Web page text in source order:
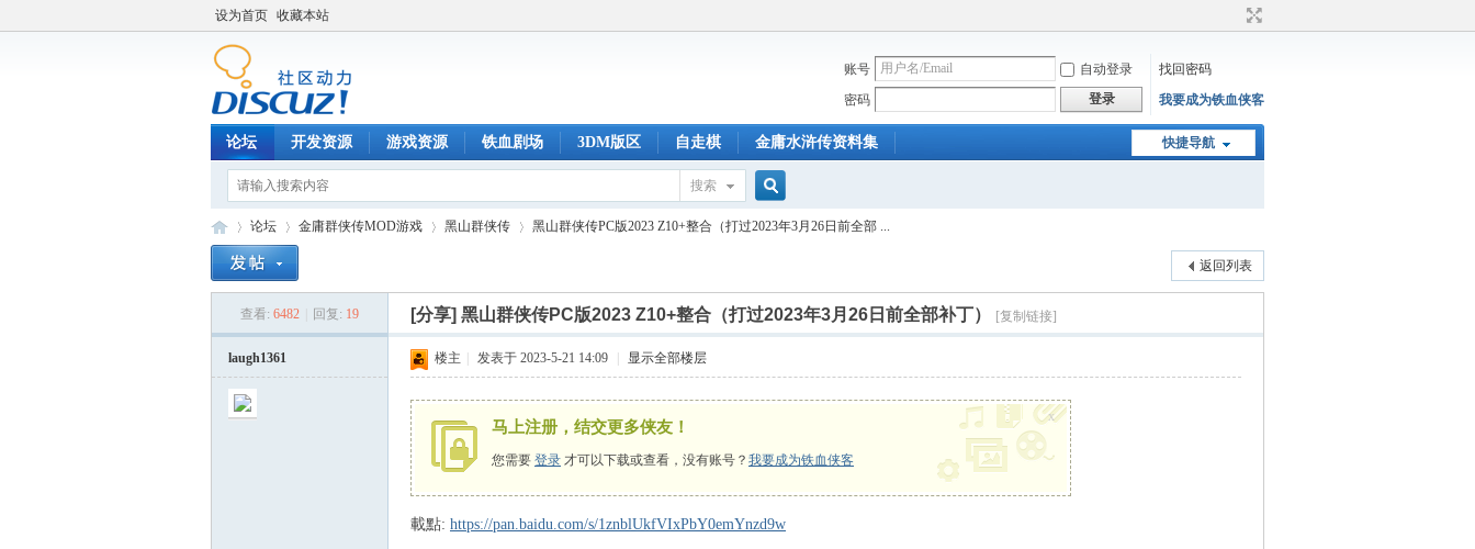
设为首页 收藏本站
账号 自动登录
找回密码
密码
登录 我要成为铁血侠客
快捷导航
论坛 开发资源 游戏资源 铁血剧场 3DM版区 自走棋 金庸水浒传资料集
搜索
搜
索
论坛
›
金庸群侠传MOD游戏
›
黑山群侠传
›
黑山群侠传PC版2023 Z10+整合（打过2023年3月26日前全部 ...
返回列表
查看: 6482 回复: 19 [分享] 黑山群侠传PC版2023 Z10+整合（打过2023年3月26日前全部补丁） [复制链接]
laugh1361 楼主 发表于 2023-5-21 14:09 显示全部楼层
马上注册，结交更多侠友！
您需要 登录 才可以下载或查看，没有账号？ 我要成为铁血侠客
x
載點: https://pan.baidu.com/s/1znblUkfVIxPbY0emYnzd9w